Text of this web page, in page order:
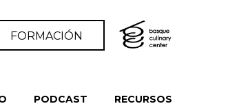
FORMACIÓN
PODCAST RECURSOS